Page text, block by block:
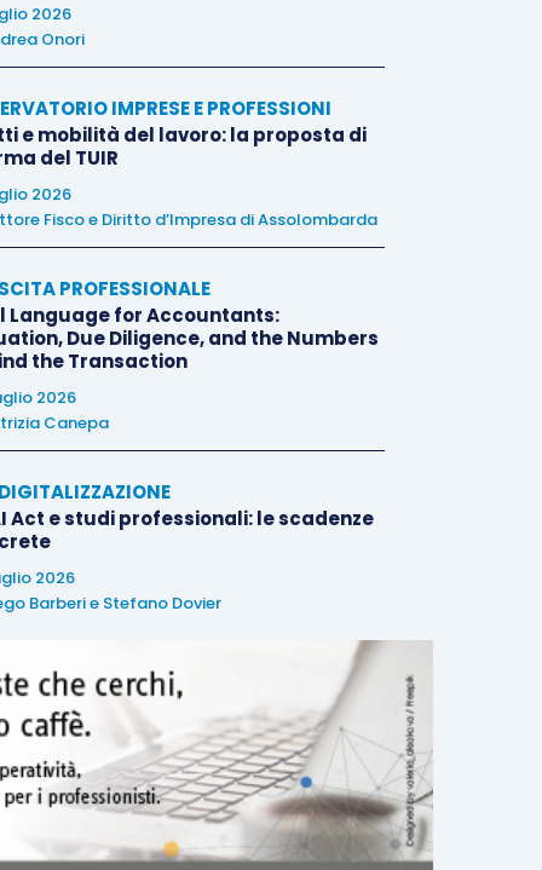
2026
Onori
IMPRESE E PROFESSIONI
e mobilità del lavoro: la proposta di
del TUIR
2026
Fisco e Diritto d’Impresa di Assolombarda
PROFESSIONALE
Language for Accountants:
Due Diligence, and the Numbers
the Transaction
2026
Canepa
Act e studi professionali: le scadenze
2026
Barberie Stefano Dovier